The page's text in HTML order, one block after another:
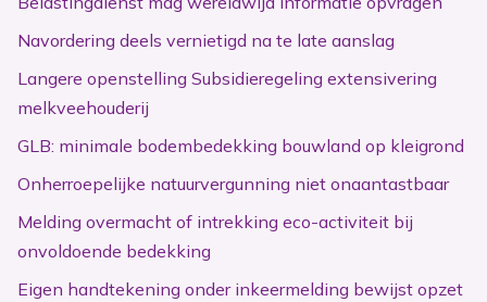
Navordering deels vernietigd na te late aanslag
Langere openstelling Subsidieregeling extensivering
melkveehouderij
GLB: minimale bodembedekking bouwland op kleigrond
Onherroepelijke natuurvergunning niet onaantastbaar
Melding overmacht of intrekking eco-activiteit bij
onvoldoende bedekking
Eigen handtekening onder inkeermelding bewijst opzet